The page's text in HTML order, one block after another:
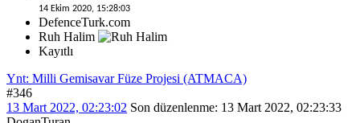
14 Ekim 2020, 15:28:03
DefenceTurk.com
Ruh Halim
Kayıtlı
Ynt: Milli Gemisavar Füze Projesi (ATMACA)
#346
13 Mart 2022, 02:23:02 Son düzenlenme: 13 Mart 2022, 02:23:33